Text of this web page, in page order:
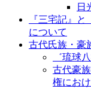
日
『三宅記』
について
古代氏族・豪
゛琉球
古代豪
権にお